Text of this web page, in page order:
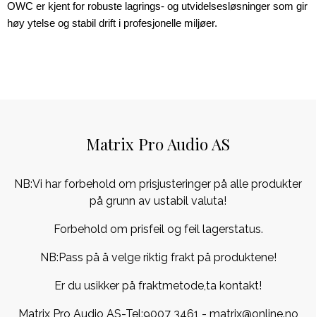
OWC er kjent for robuste lagrings- og utvidelsesløsninger som gir
høy ytelse og stabil drift i profesjonelle miljøer.
Matrix Pro Audio AS
NB:Vi har forbehold om prisjusteringer på alle produkter
på grunn av ustabil valuta!
Forbehold om prisfeil og feil lagerstatus.
NB:Pass på å velge riktig frakt på produktene!
Er du usikker på fraktmetode,ta kontakt!
Matrix Pro Audio AS-Tel:9007 3461 - matrix@online.no